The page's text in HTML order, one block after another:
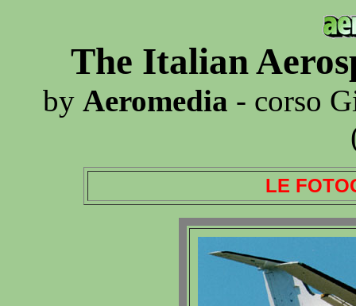
The Italian
by Aeromedia - corso
LE